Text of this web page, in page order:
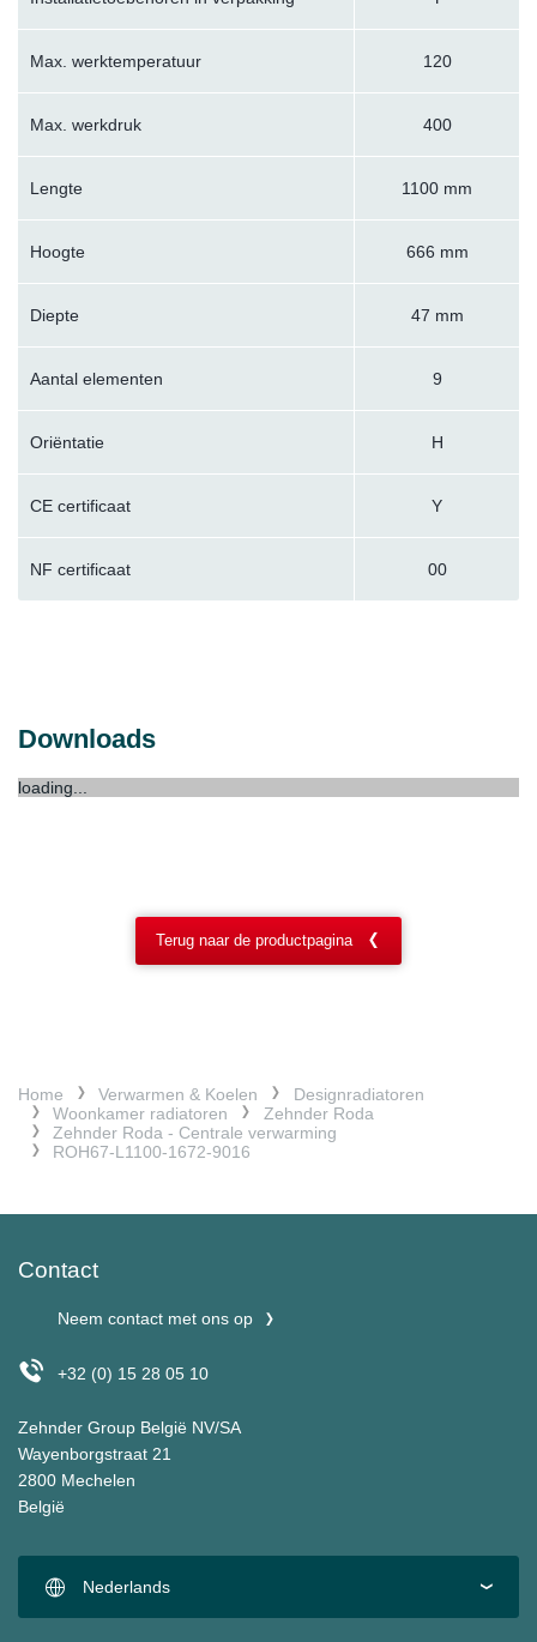
Max. werktemperatuur 120
Max. werkdruk 400
Lengte 1100 mm
Hoogte 666 mm
Diepte 47 mm
Aantal elementen 9
Oriëntatie H
CE certificaat Y
NF certificaat 00
Downloads
loading...
Terug naar de productpagina
Home Verwarmen & Koelen
Designradiatoren
Woonkamer radiatoren
Zehnder Roda
Zehnder Roda - Centrale verwarming
ROH67-L1100-1672-9016
Contact
Neem contact met ons op
+32 (0) 15 28 05 10
Zehnder Group België NV/SA
Wayenborgstraat 21
2800 Mechelen
België
Nederlands